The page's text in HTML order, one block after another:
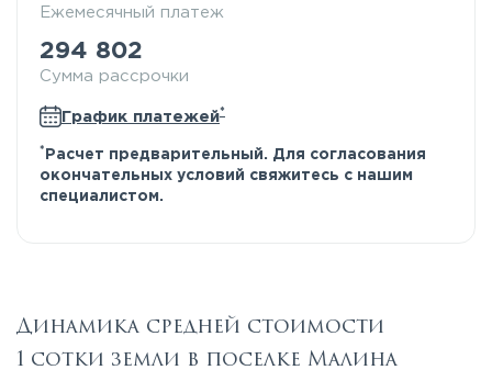
Ежемесячный платеж
294 802
Сумма рассрочки
График платежей*
* Расчет предварительный. Для согласования
окончательных условий свяжитесь с нашим
специалистом.
Динамика средней стоимости
1 сотки земли в поселке Малина